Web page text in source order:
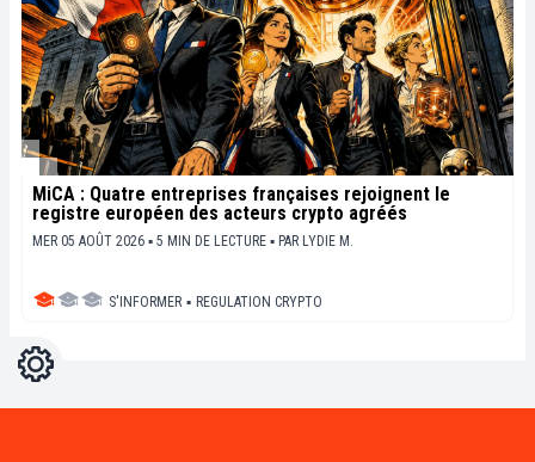
MiCA : Quatre entreprises françaises rejoignent le
registre européen des acteurs crypto agréés
MER 05 AOÛT 2026 ▪ 5 MIN DE LECTURE ▪ PAR LYDIE M.
S'INFORMER ▪ REGULATION CRYPTO
Réglages